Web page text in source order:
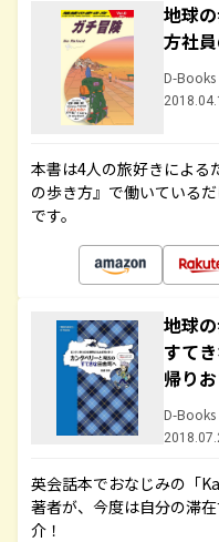
地球
方社
D-Books
本書は4人の旅好きによる
の歩き方』で働いている
です。
地球
すて
帰り
D-Books
英会話本でおなじみの「
著者が、今度は自分の滞
介！